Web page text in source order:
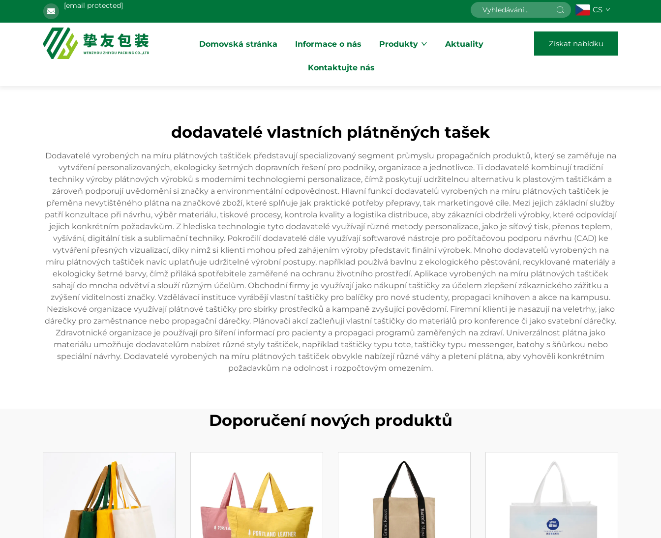
[email protected] CS
Domovská stránka Informace o nás Produkty Aktuality
Kontaktujte nás
Získat nabídku
dodavatelé vlastních plátněných tašek
Dodavatelé vyrobených na míru plátnových taštiček představují specializovaný segment průmyslu propagačních produktů, který se zaměřuje na
vytváření personalizovaných, ekologicky šetrných dopravních řešení pro podniky, organizace a jednotlivce. Ti dodavatelé kombinují tradiční
techniky výroby plátnových výrobků s moderními technologiemi personalizace, čímž poskytují udržitelnou alternativu k plastovým taštičkám a
zároveň podporují uvědomění si značky a environmentální odpovědnost. Hlavní funkcí dodavatelů vyrobených na míru plátnových taštiček je
přeměna nevytištěného plátna na značkové zboží, které splňuje jak praktické potřeby přepravy, tak marketingové cíle. Mezi jejich základní služby
patří konzultace při návrhu, výběr materiálu, tiskové procesy, kontrola kvality a logistika distribuce, aby zákazníci obdrželi výrobky, které odpovídají
jejich konkrétním požadavkům. Z hlediska technologie tyto dodavatelé využívají různé metody personalizace, jako je síťový tisk, přenos teplem,
vyšívání, digitální tisk a sublimační techniky. Pokročilí dodavatelé dále využívají softwarové nástroje pro počítačovou podporu návrhu (CAD) ke
vytváření přesných vizualizací, díky nimž si klienti mohou před zahájením výroby představit finální výrobek. Mnoho dodavatelů vyrobených na
míru plátnových taštiček navíc uplatňuje udržitelné výrobní postupy, například používá bavlnu z ekologického pěstování, recyklované materiály a
ekologicky šetrné barvy, čímž přiláká spotřebitele zaměřené na ochranu životního prostředí. Aplikace vyrobených na míru plátnových taštiček
sahají do mnoha odvětví a slouží různým účelům. Obchodní firmy je využívají jako nákupní taštičky za účelem zlepšení zákaznického zážitku a
zvýšení viditelnosti značky. Vzdělávací instituce vyrábějí vlastní taštičky pro balíčky pro nové studenty, propagaci knihoven a akce na kampusu.
Neziskové organizace využívají plátnové taštičky pro sbírky prostředků a kampaně zvyšující povědomí. Firemní klienti je nasazují na veletrhy, jako
dárečky pro zaměstnance nebo propagační dárečky. Plánovači akcí začleňují vlastní taštičky do materiálů pro konference či jako svatební dárečky.
Zdravotnické organizace je používají pro šíření informací pro pacienty a propagaci programů zaměřených na zdraví. Univerzálnost plátna jako
materiálu umožňuje dodavatelům nabízet různé styly taštiček, například taštičky typu tote, taštičky typu messenger, batohy s šňůrkou nebo
speciální návrhy. Dodavatelé vyrobených na míru plátnových taštiček obvykle nabízejí různé váhy a pletení plátna, aby vyhověli konkrétním
požadavkům na odolnost i rozpočtovým omezením.
Doporučení nových produktů